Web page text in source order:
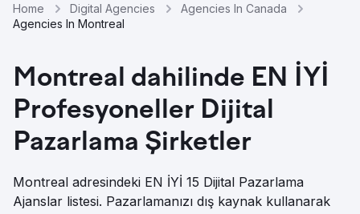
Home Digital Agencies
Agencies In Canada
Agencies In Montreal
Montreal dahilinde EN İYİ
Profesyoneller Dijital
Pazarlama Şirketler
Montreal adresindeki EN İYİ 15 Dijital Pazarlama
Ajanslar listesi. Pazarlamanızı dış kaynak kullanarak